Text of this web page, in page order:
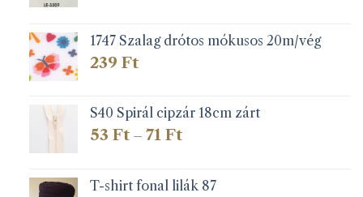
1747 Szalag drótos mókusos 20m/vég
239 Ft
S40 Spirál cipzár 18cm zárt
53 Ft – 71 FtÁrtartomány:
71 Ft
T-shirt fonal lilák 87